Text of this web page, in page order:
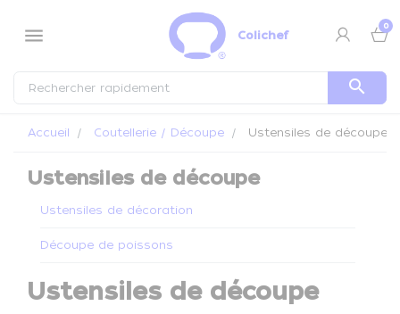
menu Colichef
0
search
Accueil Coutellerie / Découpe Ustensiles de découpe
Ustensiles de découpe
Ustensiles de décoration
Découpe de poissons
Ustensiles de découpe